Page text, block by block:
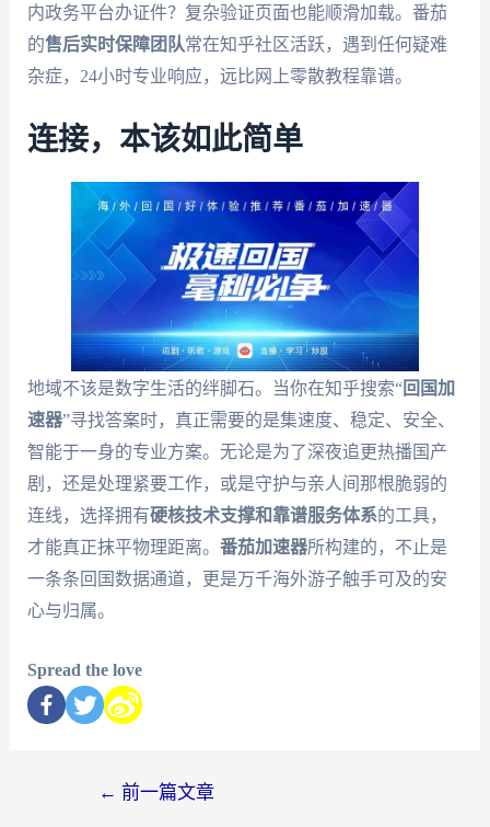
内政务平台办证件？复杂验证页面也能顺滑加载。番茄
的售后实时保障团队常在知乎社区活跃，遇到任何疑难
杂症，24小时专业响应，远比网上零散教程靠谱。
连接，本该如此简单
地域不该是数字生活的绊脚石。当你在知乎搜索“回国加
速器”寻找答案时，真正需要的是集速度、稳定、安全、
智能于一身的专业方案。无论是为了深夜追更热播国产
剧，还是处理紧要工作，或是守护与亲人间那根脆弱的
连线，选择拥有硬核技术支撑和靠谱服务体系的工具，
才能真正抹平物理距离。 番茄加速器所构建的，不止是
一条条回国数据通道，更是万千海外游子触手可及的安
心与归属。
Spread the love
← 前一篇文章